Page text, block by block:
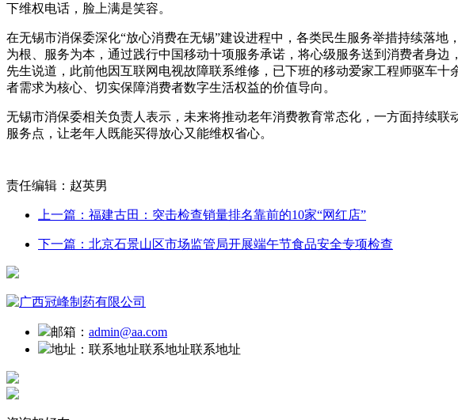
下维权电话，脸上满是笑容。
在无锡市消保委深化“放心消费在无锡”建设进程中，各类民生服务举措持续落
为根、服务为本，通过践行中国移动十项服务承诺，将心级服务送到消费者身
先生说道，此前他因互联网电视故障联系维修，已下班的移动爱家工程师驱车
者需求为核心、切实保障消费者数字生活权益的价值导向。
无锡市消保委相关负责人表示，未来将推动老年消费教育常态化，一方面持续
服务点，让老年人既能买得放心又能维权省心。
责任编辑：赵英男
上一篇：福建古田：突击检查销量排名靠前的10家“网红店”
下一篇：北京石景山区市场监管局开展端午节食品安全专项检查
邮箱： admin@aa.com
地址： 联系地址联系地址联系地址